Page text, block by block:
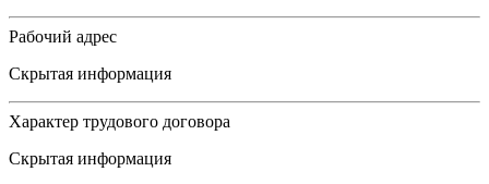
Рабочий адрес
Скрытая информация
Характер трудового договора
Скрытая информация